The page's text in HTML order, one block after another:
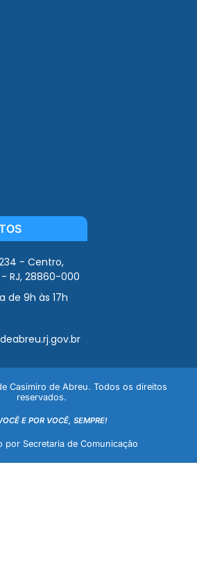
- Centro,
RJ, 28860-000
de 9h às 17h
Casimiro de Abreu. Todos os direitos
reservados.
E POR VOCÊ, SEMPRE!
por Secretaria de Comunicação